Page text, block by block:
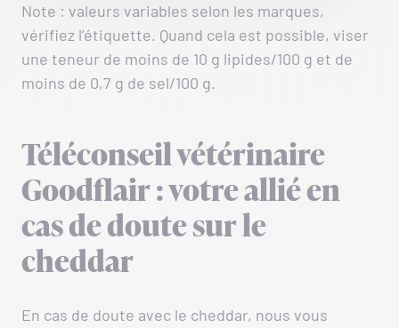
Note : valeurs variables selon les marques,
vérifiez l’étiquette. Quand cela est possible, viser
une teneur de moins de 10 g lipides/100 g et de
moins de 0,7 g de sel/100 g.
Téléconseil vétérinaire
Goodflair : votre allié en
cas de doute sur le
cheddar
En cas de doute avec le cheddar, nous vous